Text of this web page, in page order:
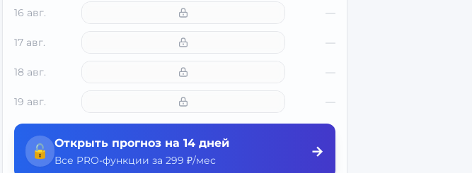
16 авг. —
17 авг. —
18 авг. —
19 авг. —
🔓 Открыть прогноз на 14 дней
Все PRO-функции за 299 ₽/мес
→